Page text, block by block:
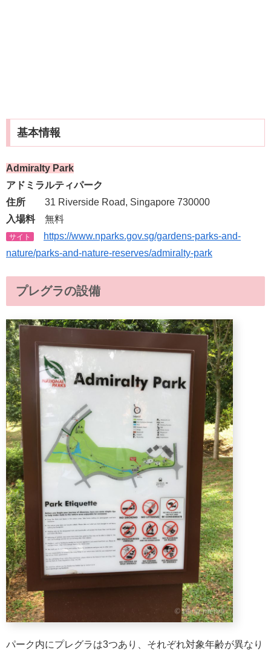
基本情報
Admiralty Park
アドミラルティパーク
住所 31 Riverside Road, Singapore 730000
入場料無料
サイト
https://www.nparks.gov.sg/gardens-parks-and-
nature/parks-and-nature-reserves/admiralty-park
プレグラの設備
パーク内にプレグラは3つあり、それぞれ対象年齢が異なり